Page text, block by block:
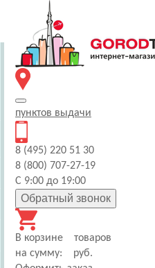
пунктов выдачи
8 (495) 220 51 30
8 (800) 707-27-19
С 9:00 до 19:00
Обратный звонок
В корзине
товаров
на сумму:
руб.